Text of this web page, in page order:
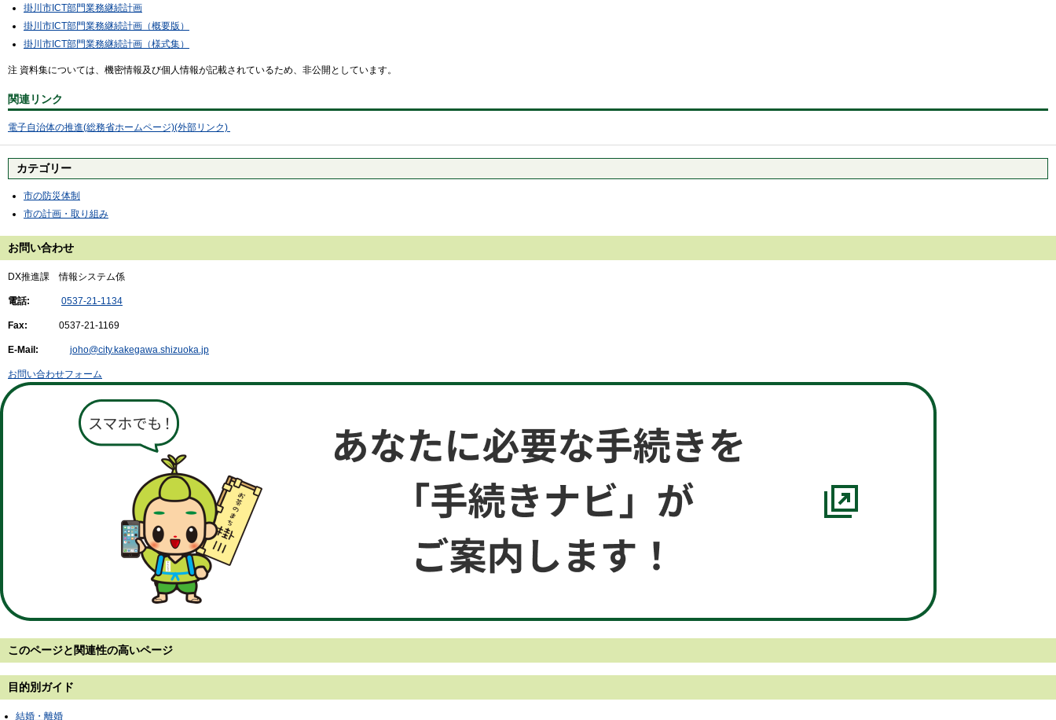
掛川市ICT部門業務継続計画
掛川市ICT部門業務継続計画（概要版）
掛川市ICT部門業務継続計画（様式集）
注 資料集については、機密情報及び個人情報が記載されているため、非公開としています。
関連リンク
電子自治体の推進(総務省ホームページ)(外部リンク)
カテゴリー
市の防災体制
市の計画・取り組み
お問い合わせ
DX推進課 情報システム係
電話: 0537-21-1134
Fax: 0537-21-1169
E-Mail: joho@city.kakegawa.shizuoka.jp
お問い合わせフォーム
このページと 関連性の高いページ
目的別ガイド
結婚・離婚